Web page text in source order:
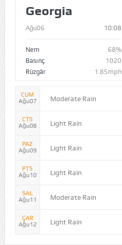
Georgia
Ağu06 10:08
Nem
68%
Basınç
1020
Rüzgâr
1.85mph
CUM
Ağu07
Moderate Rain
CTS
Ağu08
Light Rain
PAZ
Ağu09
Light Rain
PTS
Ağu10
Light Rain
SAL
Ağu11
Moderate Rain
ÇAR
Ağu12
Light Rain